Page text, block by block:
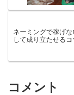
ネーミングで稼げ
して成り立たせる
コメント